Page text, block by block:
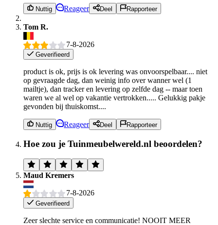
Nuttig Reageer Deel Rapporteer
Tom R.
7-8-2026
Geverifieerd
product is ok, prijs is ok levering was onvoorspelbaar.... niet
op gevraagde dag, dan weinig info over wanner wel (1
mailtje), dan tracker en levering op zelfde dag -- maar toen
waren we al wel op vakantie vertrokken..... Gelukkig pakje
gevonden bij thuiskomst....
Nuttig Reageer Deel Rapporteer
Hoe zou je Tuinmeubelwereld.nl beoordelen?
Maud Kremers
7-8-2026
Geverifieerd
Zeer slechte service en communicatie! NOOIT MEER